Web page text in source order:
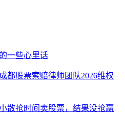
一些心里话
都股票索赔律师团队2026维权
散抢时间卖股票，结果没抢赢